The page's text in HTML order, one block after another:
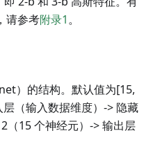
请参考附录1。
）的结构。默认值为[15,
（输入数据维度）-> 隐藏
（15 个神经元）-> 输出层